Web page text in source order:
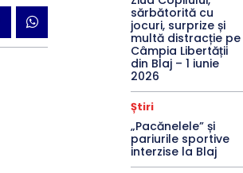
sărbătorită cu
jocuri, surprize și
multă distracție pe
Câmpia Libertății
din Blaj – 1 iunie
2026
Știri
„Pacănelele” și
pariurile sportive
interzise la Blaj